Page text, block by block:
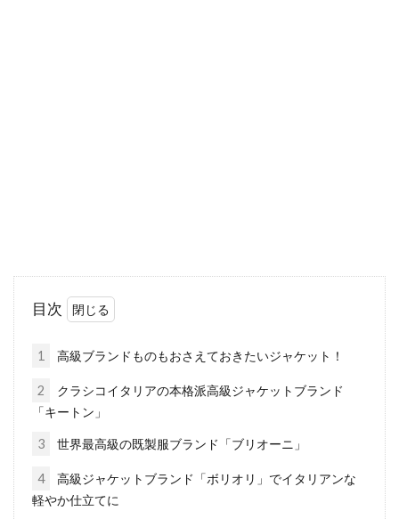
は？レディースのご紹介！
目次
1 高級ブランドものもおさえておきたいジャケット！
2
クラシコイタリアの本格派高級ジャケットブランド
「キートン」
3 世界最高級の既製服ブランド「ブリオーニ」
4
高級ジャケットブランド「ボリオリ」でイタリアンな
軽やか仕立てに